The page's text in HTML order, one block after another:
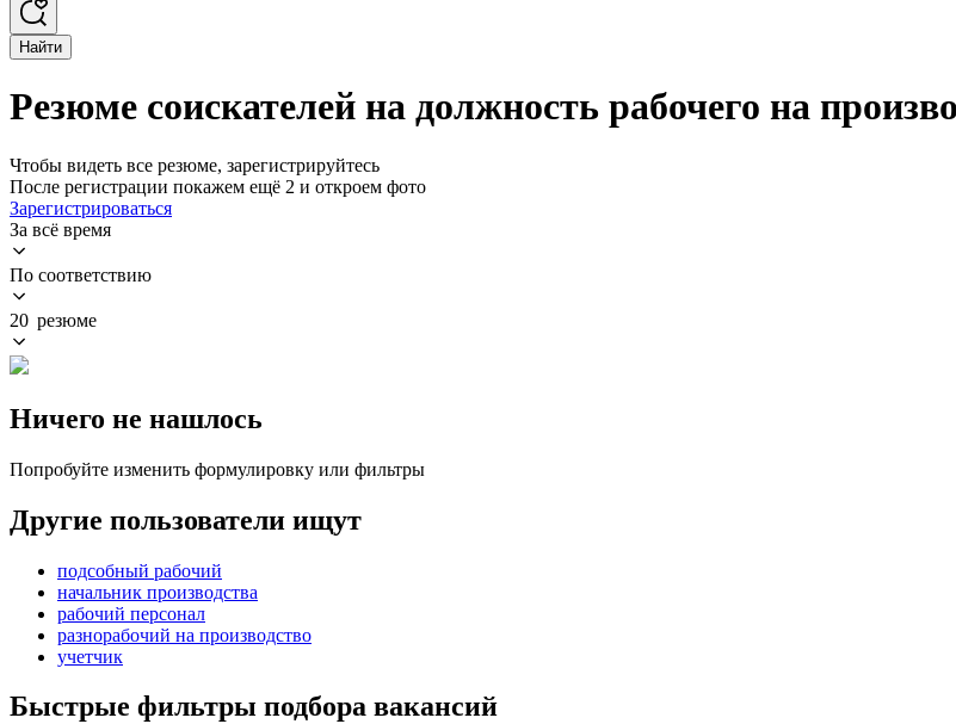
Найти
Резюме соискателей на должность рабочего на
Чтобы видеть все резюме, зарегистрируйтесь
После регистрации покажем ещё 2 и откроем фото
Зарегистрироваться
За всё время
По соответствию
20 резюме
Ничего не нашлось
Попробуйте изменить формулировку или фильтры
Другие пользователи ищут
подсобный рабочий
начальник производства
рабочий персонал
разнорабочий на производство
учетчик
Быстрые фильтры подбора вакансий